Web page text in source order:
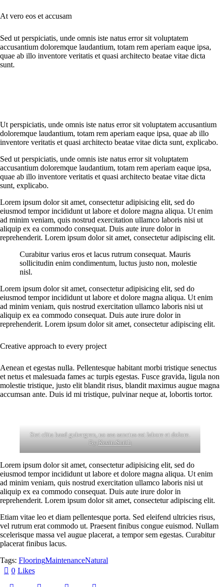
At vero eos et accusam
Sed ut perspiciatis, unde omnis iste natus error sit voluptatem
accusantium doloremque laudantium, totam rem aperiam eaque ipsa,
quae ab illo inventore veritatis et quasi architecto beatae vitae dicta
sunt.
Ut perspiciatis, unde omnis iste natus error sit voluptatem accusantium
doloremque laudantium, totam rem aperiam eaque ipsa, quae ab illo
inventore veritatis et quasi architecto beatae vitae dicta sunt, explicabo.
Sed ut perspiciatis, unde omnis iste natus error sit voluptatem
accusantium doloremque laudantium, totam rem aperiam eaque ipsa,
quae ab illo inventore veritatis et quasi architecto beatae vitae dicta
sunt, explicabo.
Lorem ipsum dolor sit amet, consectetur adipisicing elit, sed do
eiusmod tempor incididunt ut labore et dolore magna aliqua. Ut enim
ad minim veniam, quis nostrud exercitation ullamco laboris nisi ut
aliquip ex ea commodo consequat. Duis aute irure dolor in
reprehenderit. Lorem ipsum dolor sit amet, consectetur adipiscing elit.
Curabitur varius eros et lacus rutrum consequat. Mauris
sollicitudin enim condimentum, luctus justo non, molestie
nisl.
Lorem ipsum dolor sit amet, consectetur adipisicing elit, sed do
eiusmod tempor incididunt ut labore et dolore magna aliqua. Ut enim
ad minim veniam, quis nostrud exercitation ullamco laboris nisi ut
aliquip ex ea commodo consequat. Duis aute irure dolor in
reprehenderit. Lorem ipsum dolor sit amet, consectetur adipiscing elit.
Creative approach to every project
Aenean et egestas nulla. Pellentesque habitant morbi tristique senectus
et netus et malesuada fames ac turpis egestas. Fusce gravida, ligula non
molestie tristique, justo elit blandit risus, blandit maximus augue magna
accumsan ante. Duis id mi tristique, pulvinar neque at, lobortis tortor.
Stet clita kasd gubergren, no sea sanctus est labore et dolore.
ByKevin Smith
Lorem ipsum dolor sit amet, consectetur adipisicing elit, sed do
eiusmod tempor incididunt ut labore et dolore magna aliqua. Ut enim
ad minim veniam, quis nostrud exercitation ullamco laboris nisi ut
aliquip ex ea commodo consequat. Duis aute irure dolor in
reprehenderit. Lorem ipsum dolor sit amet, consectetur adipiscing elit.
Etiam vitae leo et diam pellentesque porta. Sed eleifend ultricies risus,
vel rutrum erat commodo ut. Praesent finibus congue euismod. Nullam
scelerisque massa vel augue placerat, a tempor sem egestas. Curabitur
placerat finibus lacus.
Tags: FlooringMaintenanceNatural
0 Likes